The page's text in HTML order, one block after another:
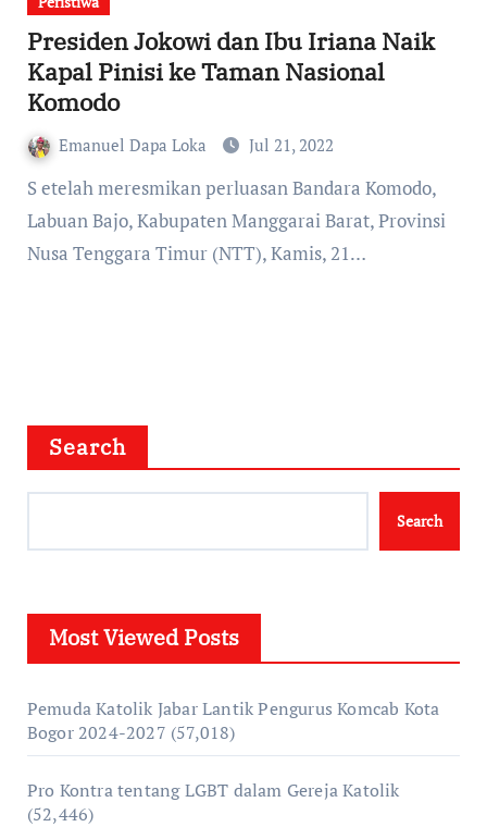
Presiden Jokowi dan Ibu Iriana Naik
Kapal Pinisi ke Taman Nasional
Komodo
Emanuel Dapa Loka Jul 21, 2022
S etelah meresmikan perluasan Bandara Komodo,
Labuan Bajo, Kabupaten Manggarai Barat, Provinsi
Nusa Tenggara Timur (NTT), Kamis, 21…
Search
Search
Most Viewed Posts
Pemuda Katolik Jabar Lantik Pengurus Komcab Kota
Bogor 2024-2027 (57,018)
Pro Kontra tentang LGBT dalam Gereja Katolik
(52,446)